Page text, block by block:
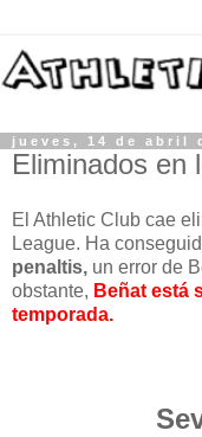
jueves, 14 de abril
Eliminados en
El Athletic Club cae
League. Ha
penaltis, un error de
obstante, Beñat está
temporada.